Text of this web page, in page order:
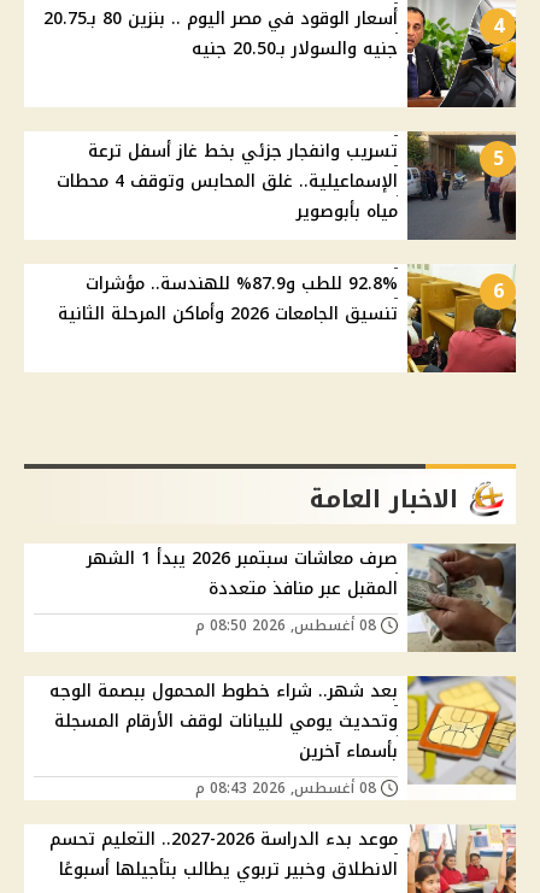
4
أسعار الوقود في مصر اليوم .. بنزين 80 بـ20.75
جنيه والسولار بـ20.50 جنيه
5
تسريب وانفجار جزئي بخط غاز أسفل ترعة
الإسماعيلية.. غلق المحابس وتوقف 4 محطات
مياه بأبوصوير
6
92.8% للطب و87.9% للهندسة.. مؤشرات
تنسيق الجامعات 2026 وأماكن المرحلة الثانية
الاخبار العامة
صرف معاشات سبتمبر 2026 يبدأ 1 الشهر
المقبل عبر منافذ متعددة
بعد شهر.. شراء خطوط المحمول ببصمة الوجه
وتحديث يومي للبيانات لوقف الأرقام المسجلة
بأسماء آخرين
موعد بدء الدراسة 2026-2027.. التعليم تحسم
الانطلاق وخبير تربوي يطالب بتأجيلها أسبوعًا